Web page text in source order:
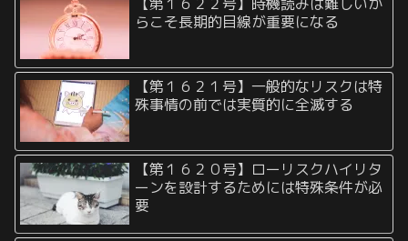
らこそ長期的目線が重要になる
【第１６２１号】一般的なリスクは特
殊事情の前では実質的に全滅する
【第１６２０号】ローリスクハイリタ
ーンを設計するためには特殊条件が必
要